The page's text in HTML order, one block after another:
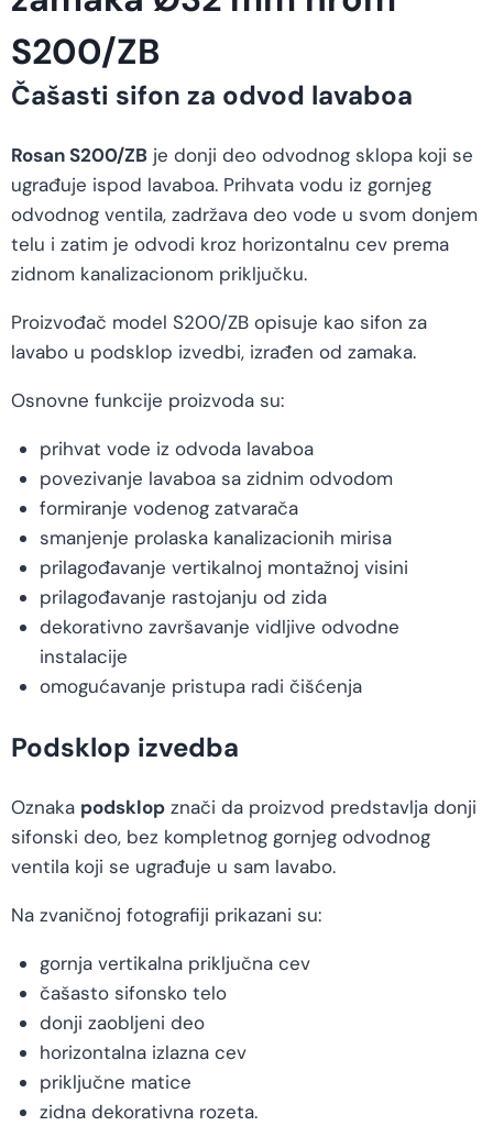
S200/ZB
Čašasti sifon za odvod lavaboa
Rosan S200/ZB je donji deo odvodnog sklopa koji se
ugrađuje ispod lavaboa. Prihvata vodu iz gornjeg
odvodnog ventila, zadržava deo vode u svom donjem
telu i zatim je odvodi kroz horizontalnu cev prema
zidnom kanalizacionom priključku.
Proizvođač model S200/ZB opisuje kao sifon za
lavabo u podsklop izvedbi, izrađen od zamaka.
Osnovne funkcije proizvoda su:
prihvat vode iz odvoda lavaboa
povezivanje lavaboa sa zidnim odvodom
formiranje vodenog zatvarača
smanjenje prolaska kanalizacionih mirisa
prilagođavanje vertikalnoj montažnoj visini
prilagođavanje rastojanju od zida
dekorativno završavanje vidljive odvodne
instalacije
omogućavanje pristupa radi čišćenja
Podsklop izvedba
Oznaka podsklop znači da proizvod predstavlja donji
sifonski deo, bez kompletnog gornjeg odvodnog
ventila koji se ugrađuje u sam lavabo.
Na zvaničnoj fotografiji prikazani su:
gornja vertikalna priključna cev
čašasto sifonsko telo
donji zaobljeni deo
horizontalna izlazna cev
priključne matice
zidna dekorativna rozeta.